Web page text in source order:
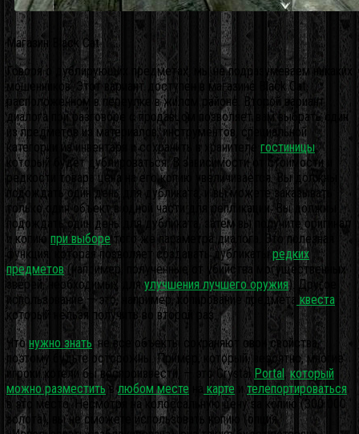
Магазин Black Cat
Говоря о дублирующих предметах, мы не подразумеваем никаких
мошенников. Этот вариант доступен в магазине Black Cat,
расположенном в переулке в жилом районе. Второй вариант
диалога при разговоре с продавцом позволяет вам выбрать один
из предметов из материалов, инструментов, специальной
категории из инвентаря и сохранить в хранителе гостиницы,
который будет дублироваться. В зависимости от стоимости и
редкости товара цена на его копию увеличивается. Вы должны
подождать один день для дубликата, и вы можете заказывать
только один объект в одной части для репликации.Вы должны
подождать один день для дубликата, затем вы получите оригинал
и копию при выборетого же параметра диалога. Это полезная
функция, которая позволяет создавать дубликатыредких
предметов(например, полученные от убийства могущественных
зверей, необходимых дляулучшения лучшего оружия). Другое
использование — это, например, копирование предмета квеста
который нельзя получить во второй раз.
Что нужно знать : не все объекты сохраняют свои свойства,
поэтому будьте осторожны. Пример, который, вероятно, многие
игроки хотели бы воспроизвести, — это Crystal Portal ,который
можно разместить влюбом месте на карте ителепортироваться
в это место. Несмотря на колоссальную цену за копию (300 000
золота), вы не сможете использовать копию (опция